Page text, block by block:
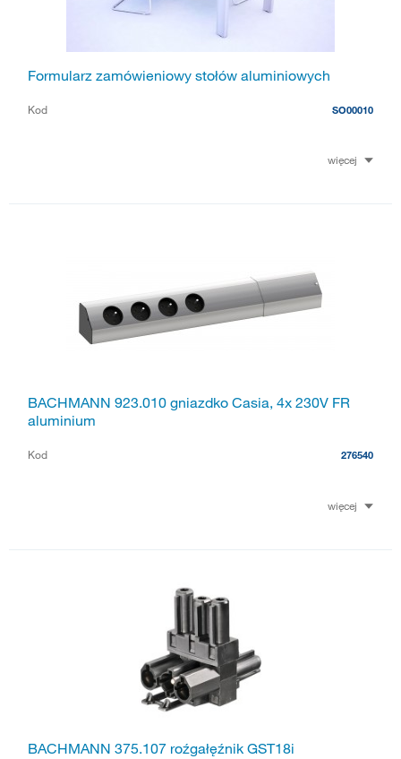
Formularz zamówieniowy stołów aluminiowych
Kod SO00010
więcej
BACHMANN 923.010 gniazdko Casia, 4x 230V FR
aluminium
Kod 276540
więcej
BACHMANN 375.107 roźgałęźnik GST18i